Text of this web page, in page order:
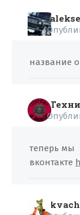
название
теперь мы
вконтакте
kvach